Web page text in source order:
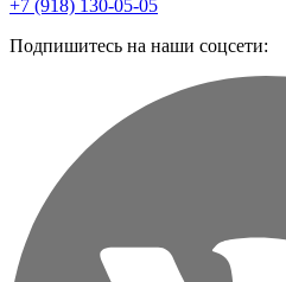
+7 (918) 130-05-05
Подпишитесь на наши соцсети: